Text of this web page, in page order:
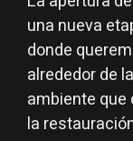
una nueva
donde
alrededor de
ambiente
la